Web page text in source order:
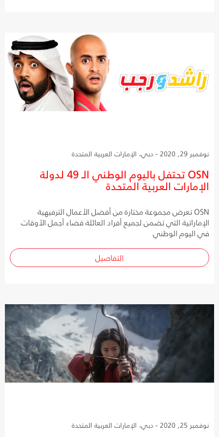
نوفمبر 29, 2020 - دبي، الإمارات العربية المتحدة
OSN تحتفل باليوم الوطني الـ 49 لدولة
الإمارات العربية المتحدة
OSN تعرض مجموعة مختارة من أفضل الأعمال الترفيهية
الإماراتية التي تضمن لجميع أفراد العائلة قضاء أجمل الأوقات
في اليوم الوطني
التفاصيل
نوفمبر 25, 2020 - دبي، الإمارات العربية المتحدة